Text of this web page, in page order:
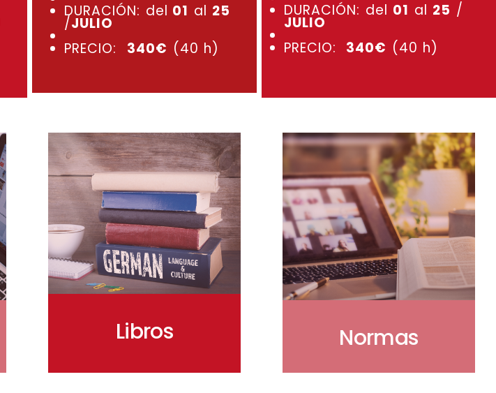
DURACIÓN: del 01 al 25
/JULIO
PRECIO: 340€ (40 h)
DURACIÓN: del 01 al 25 /
JULIO
PRECIO:
340€ (40 h)
Libros Normas